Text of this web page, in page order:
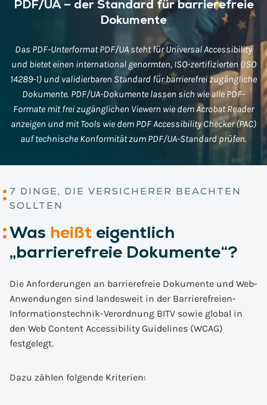
PDF/UA – der Standard für barrierefreie
Dokumente
Das PDF-Unterformat PDF/UA steht für Universal Accessibility
und bietet einen international genormten, ISO-zertifizierten (ISO
14289-1) und validierbaren Standard für barrierefrei zugängliche
Dokumente. PDF/UA-Dokumente lassen sich wie alle PDF-
Formate mit frei zugänglichen Viewern wie dem Acrobat Reader
anzeigen und mit Tools wie dem PDF Accessibility Checker (PAC)
auf technische Konformität zum PDF/UA-Standard prüfen.
7 DINGE, DIE VERSICHERER BEACHTEN
SOLLTEN
Was heißt eigentlich
„barrierefreie Dokumente“?
Die Anforderungen an barrierefreie Dokumente und Web-
Anwendungen sind landesweit in der Barrierefreien-
Informationstechnik-Verordnung BITV sowie global in
den Web Content Accessibility Guidelines (WCAG)
festgelegt.
Dazu zählen folgende Kriterien: